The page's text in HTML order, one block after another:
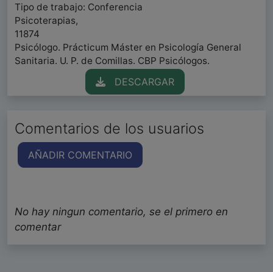
Tipo de trabajo: Conferencia
Psicoterapias,
11874
Psicólogo. Prácticum Máster en Psicología General
Sanitaria. U. P. de Comillas. CBP Psicólogos.
DESCARGAR
Comentarios de los usuarios
AÑADIR COMENTARIO
No hay ningun comentario, se el primero en
comentar